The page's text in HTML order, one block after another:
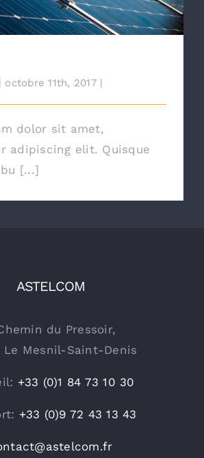
Extranet
| octobre 11th, 2017 |
dolor sit amet,
adipiscing elit. Quisque
[...]
ASTELCOM
du Pressoir,
Le Mesnil-Saint-Denis
+33 (0)1 84 73 10 30
+33 (0)9 72 43 13 43